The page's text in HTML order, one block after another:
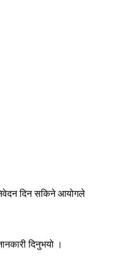
दिन सकिने आयोगले
दिनुभयो ।